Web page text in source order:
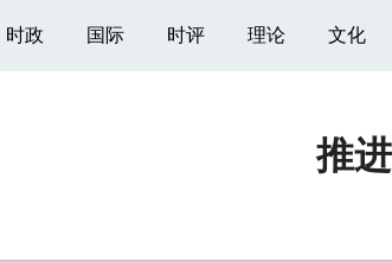
时政 国际 时评 理论 文化
推